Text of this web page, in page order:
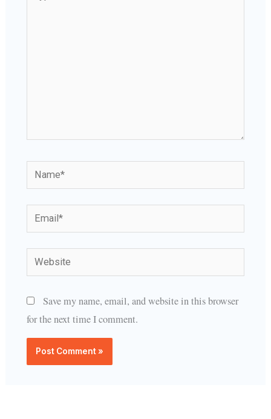
Name*
Email*
Website
Save my name, email, and website in this browser
for the next time I comment.